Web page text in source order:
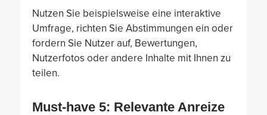
Nutzen Sie beispielsweise eine interaktive
Umfrage, richten Sie Abstimmungen ein oder
fordern Sie Nutzer auf, Bewertungen,
Nutzerfotos oder andere Inhalte mit Ihnen zu
teilen.
Must-have 5: Relevante Anreize